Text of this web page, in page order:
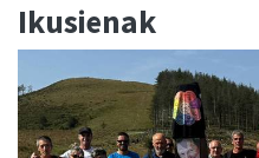
Ikusienak